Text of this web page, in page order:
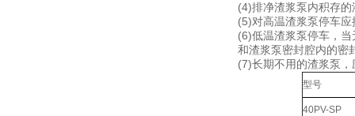
(4)排净渣浆泵内积存
(5)对高温渣浆泵停车
(6)低温渣浆泵停车，
和渣浆泵密封腔内的密
(7)长期不用的渣浆泵
型号
40PV-SP